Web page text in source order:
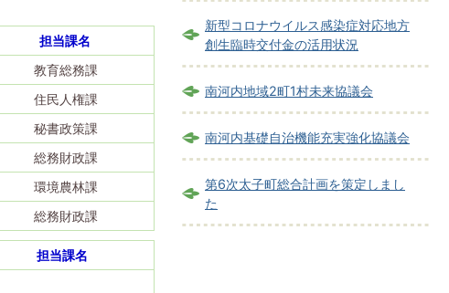
担当課名
教育総務課
住民人権課
秘書政策課
総務財政課
環境農林課
総務財政課
担当課名
新型コロナウイルス感染症対応地方
創生臨時交付金の活用状況
南河内地域2町1村未来協議会
南河内基礎自治機能充実強化協議会
第6次太子町総合計画を策定しまし
た